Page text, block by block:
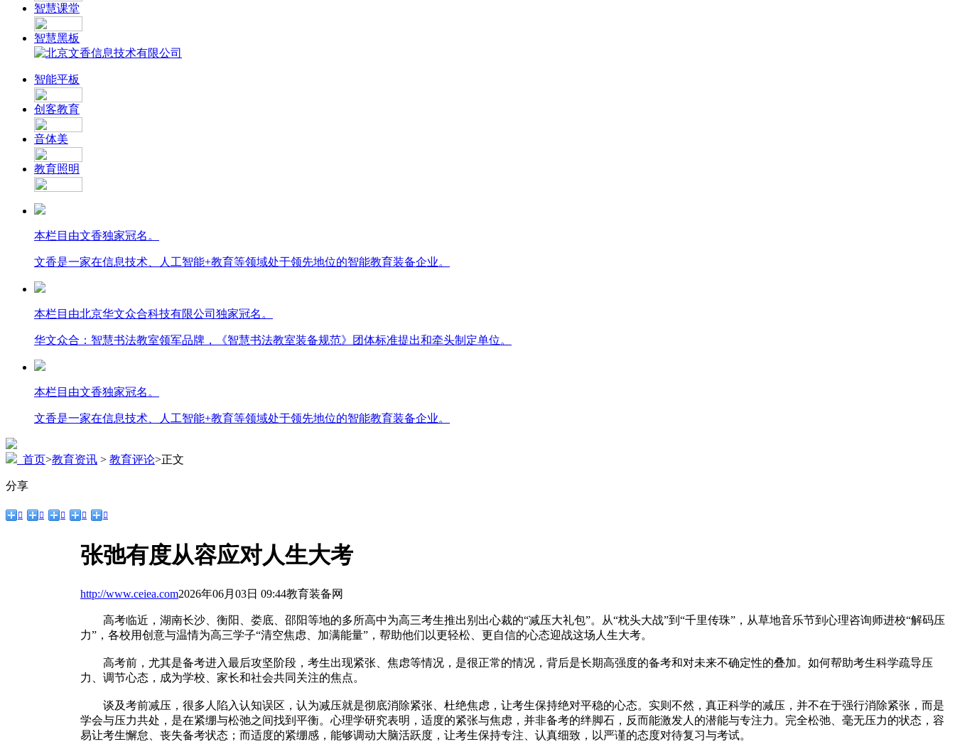
智慧课堂
智慧黑板
智能平板
创客教育
音体美
教育照明
本栏目由文香独家冠名。
文香是一家在信息技术、人工智能+教育等领域处于领先地位的智能教育装备企业。
本栏目由北京华文众合科技有限公司独家冠名。
华文众合：智慧书法教室领军品牌，《智慧书法教室装备规范》团体标准提出和牵头制定单位。
本栏目由文香独家冠名。
文香是一家在信息技术、人工智能+教育等领域处于领先地位的智能教育装备企业。
首页>教育资讯 > 教育评论>正文
分享
    
张弛有度从容应对人生大考
http://www.ceiea.com2026年06月03日 09:44教育装备网
高考临近，湖南长沙、衡阳、娄底、邵阳等地的多所高中为高三考生推出别出心裁的“减压大礼包”。从“枕头大战”到“千里传珠”，从草地音乐节到心理咨询师进校“解码压
力”，各校用创意与温情为高三学子“清空焦虑、加满能量”，帮助他们以更轻松、更自信的心态迎战这场人生大考。
高考前，尤其是备考进入最后攻坚阶段，考生出现紧张、焦虑等情况，是很正常的情况，背后是长期高强度的备考和对未来不确定性的叠加。如何帮助考生科学疏导压
力、调节心态，成为学校、家长和社会共同关注的焦点。
谈及考前减压，很多人陷入认知误区，认为减压就是彻底消除紧张、杜绝焦虑，让考生保持绝对平稳的心态。实则不然，真正科学的减压，并不在于强行消除紧张，而是
学会与压力共处，是在紧绷与松弛之间找到平衡。心理学研究表明，适度的紧张与焦虑，并非备考的绊脚石，反而能激发人的潜能与专注力。完全松弛、毫无压力的状态，容
易让考生懈怠、丧失备考状态；而适度的紧绷感，能够调动大脑活跃度，让考生保持专注、认真细致，以严谨的态度对待复习与考试。